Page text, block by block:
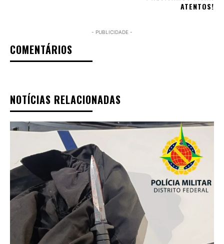
ATENTOS!
- PUBLICIDADE -
COMENTÁRIOS
NOTÍCIAS RELACIONADAS